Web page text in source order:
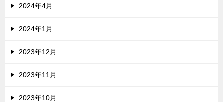
2024年4月
2024年1月
2023年12月
2023年11月
2023年10月